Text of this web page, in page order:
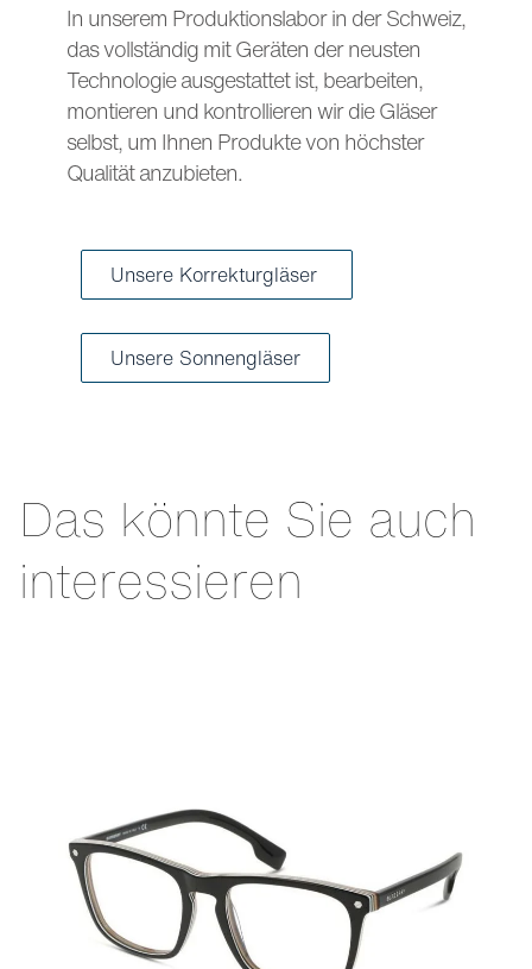
In unserem Produktionslabor in der Schweiz,
das vollständig mit Geräten der neusten
Technologie ausgestattet ist, bearbeiten,
montieren und kontrollieren wir die Gläser
selbst, um Ihnen Produkte von höchster
Qualität anzubieten.
Unsere Korrekturgläser
Unsere Sonnengläser
Das könnte Sie auch
interessieren